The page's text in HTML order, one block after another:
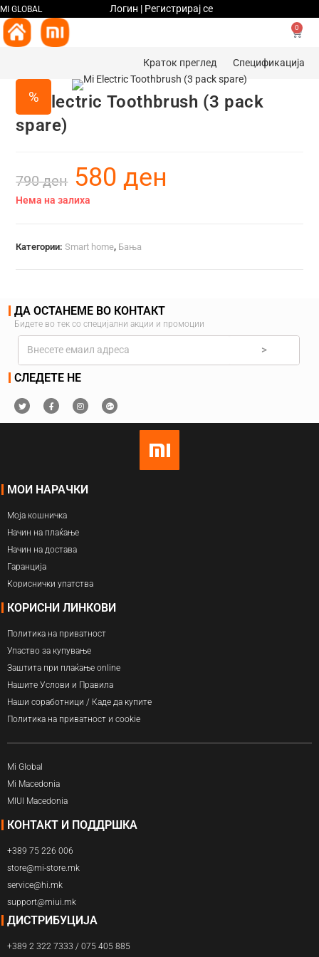
MI GLOBAL Логин | Регистрирај се
0
Краток преглед Спецификација
%
Mi Electric Toothbrush (3 pack
spare)
790ден 580ден
Нема на залиха
Категории:Smart home, Бања
ДА ОСТАНЕМЕ ВО КОНТАКТ
Бидете во тек со специјални акции и промоции
>
СЛЕДЕТЕ НЕ
МОИ НАРАЧКИ
Моја кошничка
Начин на плаќање
Начин на достава
Гаранција
Кориснички упатства
КОРИСНИ ЛИНКОВИ
Политика на приватност
Упаство за купување
Заштита при плаќање online
Нашите Услови и Правила
Наши соработници / Каде да купите
Политика на приватност и cookie
Mi Global
Mi Macedonia
MIUI Macedonia
КОНТАКТ И ПОДДРШКА
+389 75 226 006
store@mi-store.mk
service@hi.mk
support@miui.mk
ДИСТРИБУЦИЈА
+389 2 322 7333 / 075 405 885